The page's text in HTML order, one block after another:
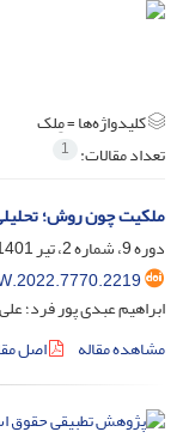
کلیدواژه‌ها =مِلک
تعداد مقالات: 1
ملکیت چون روش؛
دوره 9، شماره 2، تیر 1401، صفحه
ابراهیم عبدی پور فرد؛
مشاهده مقاله
اصل